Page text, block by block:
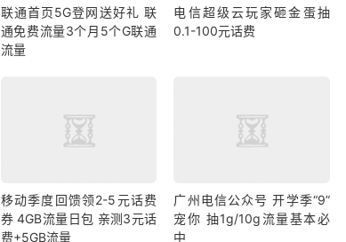
联通首页5G登网送好礼 联
通免费流量3个月5个G联通
流量
电信超级云玩家砸金蛋抽
0.1-100元话费
移动季度回馈领2-5元话费
券 4GB流量日包 亲测3元话
费+5GB流量
广州电信公众号 开学季“9”
宠你 抽1g/10g流量基本必
中